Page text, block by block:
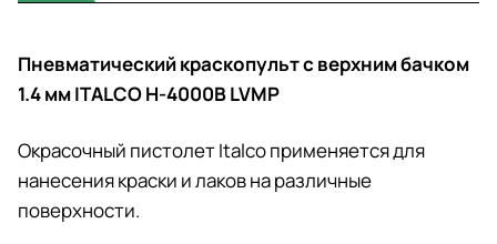
Пневматический краскопульт с верхним бачком
1.4 мм ITALCO H-4000B LVMP
Окрасочный пистолет Italco применяется для
нанесения краски и лаков на различные
поверхности.